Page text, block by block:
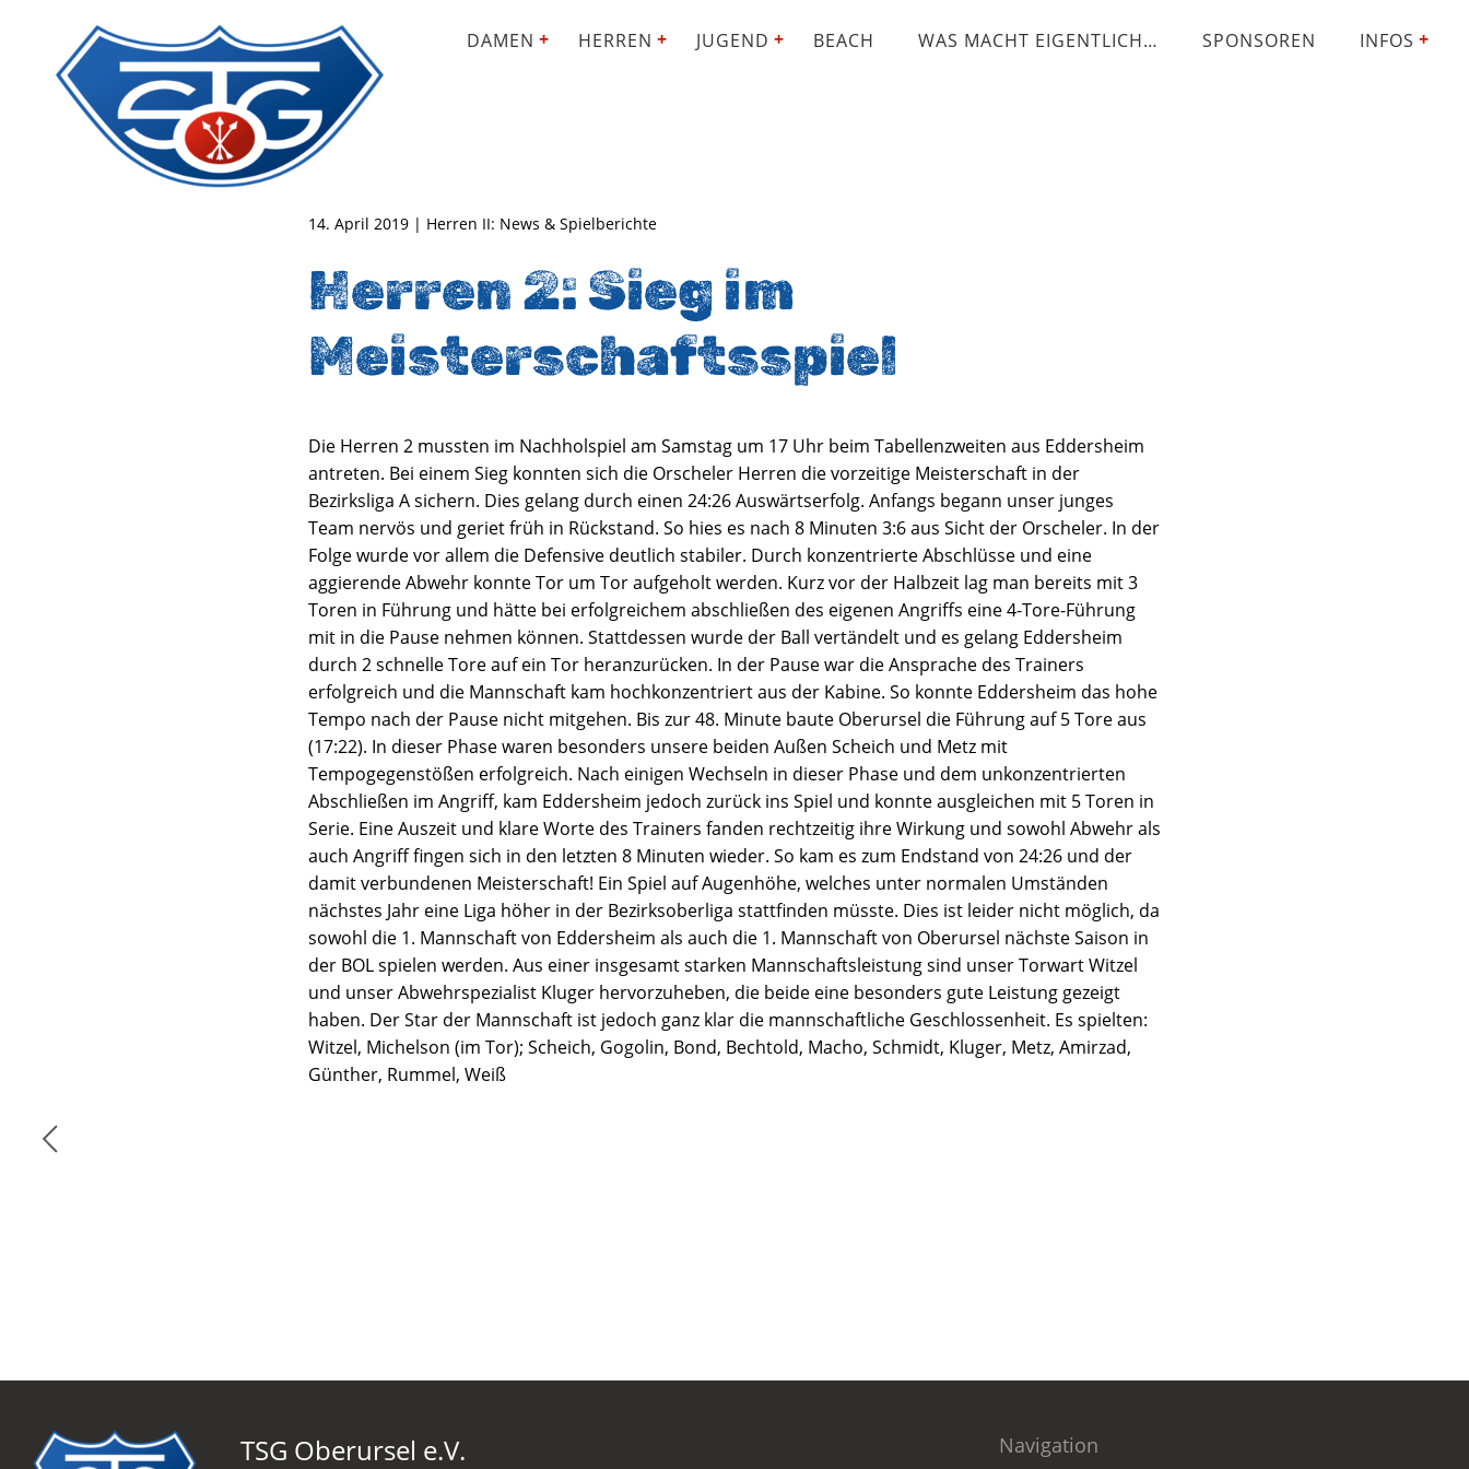
DAMEN HERREN JUGEND BEACH WAS MACHT EIGENTLICH… SPONSOREN INFOS
14. April 2019 | Herren II: News & Spielberichte
Herren 2: Sieg im
Meisterschaftsspiel
Die Herren 2 mussten im Nachholspiel am Samstag um 17 Uhr beim Tabellenzweiten aus Eddersheim
antreten. Bei einem Sieg konnten sich die Orscheler Herren die vorzeitige Meisterschaft in der
Bezirksliga A sichern. Dies gelang durch einen 24:26 Auswärtserfolg. Anfangs begann unser junges
Team nervös und geriet früh in Rückstand. So hies es nach 8 Minuten 3:6 aus Sicht der Orscheler. In der
Folge wurde vor allem die Defensive deutlich stabiler. Durch konzentrierte Abschlüsse und eine
aggierende Abwehr konnte Tor um Tor aufgeholt werden. Kurz vor der Halbzeit lag man bereits mit 3
Toren in Führung und hätte bei erfolgreichem abschließen des eigenen Angriffs eine 4-Tore-Führung
mit in die Pause nehmen können. Stattdessen wurde der Ball vertändelt und es gelang Eddersheim
durch 2 schnelle Tore auf ein Tor heranzurücken. In der Pause war die Ansprache des Trainers
erfolgreich und die Mannschaft kam hochkonzentriert aus der Kabine. So konnte Eddersheim das hohe
Tempo nach der Pause nicht mitgehen. Bis zur 48. Minute baute Oberursel die Führung auf 5 Tore aus
(17:22). In dieser Phase waren besonders unsere beiden Außen Scheich und Metz mit
Tempogegenstößen erfolgreich. Nach einigen Wechseln in dieser Phase und dem unkonzentrierten
Abschließen im Angriff, kam Eddersheim jedoch zurück ins Spiel und konnte ausgleichen mit 5 Toren in
Serie. Eine Auszeit und klare Worte des Trainers fanden rechtzeitig ihre Wirkung und sowohl Abwehr als
auch Angriff fingen sich in den letzten 8 Minuten wieder. So kam es zum Endstand von 24:26 und der
damit verbundenen Meisterschaft! Ein Spiel auf Augenhöhe, welches unter normalen Umständen
nächstes Jahr eine Liga höher in der Bezirksoberliga stattfinden müsste. Dies ist leider nicht möglich, da
sowohl die 1. Mannschaft von Eddersheim als auch die 1. Mannschaft von Oberursel nächste Saison in
der BOL spielen werden. Aus einer insgesamt starken Mannschaftsleistung sind unser Torwart Witzel
und unser Abwehrspezialist Kluger hervorzuheben, die beide eine besonders gute Leistung gezeigt
haben. Der Star der Mannschaft ist jedoch ganz klar die mannschaftliche Geschlossenheit. Es spielten:
Witzel, Michelson (im Tor); Scheich, Gogolin, Bond, Bechtold, Macho, Schmidt, Kluger, Metz, Amirzad,
Günther, Rummel, Weiß
TSG Oberursel e.V. Navigation